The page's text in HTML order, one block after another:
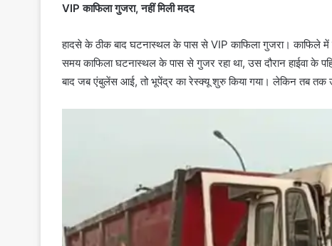
VIP काफिला गुजरा, नहीं मिली मदद
हादसे के ठीक बाद घटनास्थल के पास से VIP काफिला गुजरा। काफिले में
समय काफिला घटनास्थल के पास से गुजर रहा था, उस दौरान हाईवा के
बाद जब एंबुलेंस आई, तो भूपेंद्र का रेस्क्यू शुरु किया गया। लेकिन तब तक